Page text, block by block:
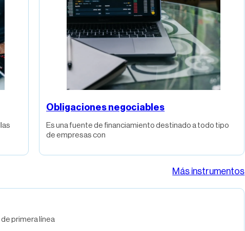
Obligaciones negociables
Es una fuente de financiamiento destinado a todo tipo
de empresas con
Más instrumentos
primera línea